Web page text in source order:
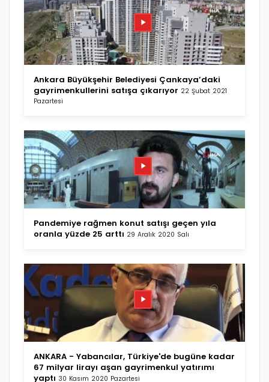
Ankara Büyükşehir Belediyesi Çankaya’daki
gayrimenkullerini satışa çıkarıyor 22 Şubat 2021
Pazartesi
Pandemiye rağmen konut satışı geçen yıla
oranla yüzde 25 arttı 29 Aralık 2020 Salı
ANKARA - Yabancılar, Türkiye'de bugüne kadar
67 milyar lirayı aşan gayrimenkul yatırımı
yaptı 30 Kasım 2020 Pazartesi